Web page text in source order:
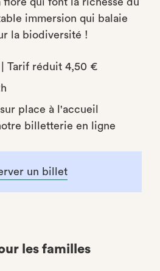
immersion qui balaie
la biodiversité !
Tarif réduit 4,50 €
place à l'accueil
billetterie en ligne
un billet
les familles